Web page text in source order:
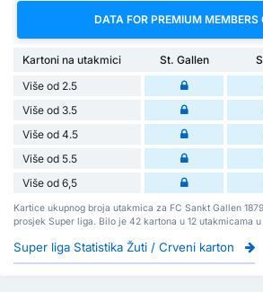
DATA FOR PREMIUM MEMBERS
Kartoni na utakmici St. Gallen
Više od 2.5
Više od 3.5
Više od 4.5
Više od 5.5
Više od 6,5
Kartice ukupnog broja utakmica za FC Sankt Gallen
prosjek Super liga. Bilo je 42 kartona u 12 utakmicama
Super liga Statistika Žuti / Crveni karton